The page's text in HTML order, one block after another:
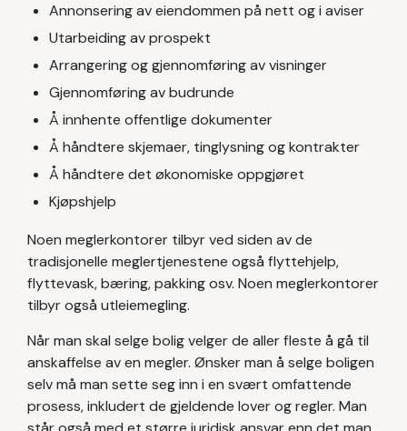
Annonsering av eiendommen på nett og i aviser
Utarbeiding av prospekt
Arrangering og gjennomføring av visninger
Gjennomføring av budrunde
Å innhente offentlige dokumenter
Å håndtere skjemaer, tinglysning og kontrakter
Å håndtere det økonomiske oppgjøret
Kjøpshjelp
Noen meglerkontorer tilbyr ved siden av de
tradisjonelle meglertjenestene også flyttehjelp,
flyttevask, bæring, pakking osv. Noen meglerkontorer
tilbyr også utleiemegling.
Når man skal selge bolig velger de aller fleste å gå til
anskaffelse av en megler. Ønsker man å selge boligen
selv må man sette seg inn i en svært omfattende
prosess, inkludert de gjeldende lover og regler. Man